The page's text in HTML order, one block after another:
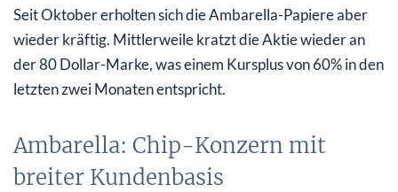
Seit Oktober erholten sich die Ambarella-Papiere aber
wieder kräftig. Mittlerweile kratzt die Aktie wieder an
der 80 Dollar-Marke, was einem Kursplus von 60% in den
letzten zwei Monaten entspricht.
Ambarella: Chip-Konzern mit
breiter Kundenbasis